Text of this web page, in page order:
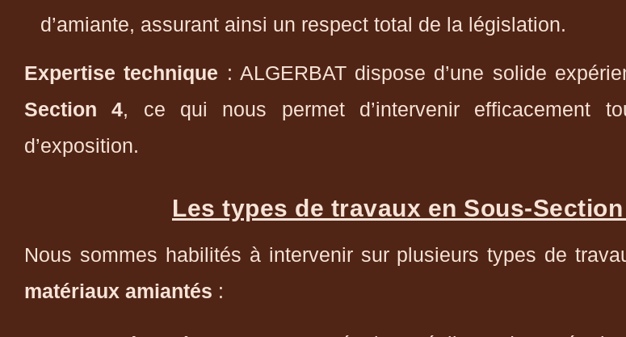
d’amiante, assurant ainsi un respect total de la législation.
Expertise technique : ALGERBAT dispose d’une solide
Section 4, ce qui nous permet d’intervenir efficacement
d’exposition.
Les types de travaux en Sous-
Nous sommes habilités à intervenir sur plusieurs types de
matériaux amiantés :